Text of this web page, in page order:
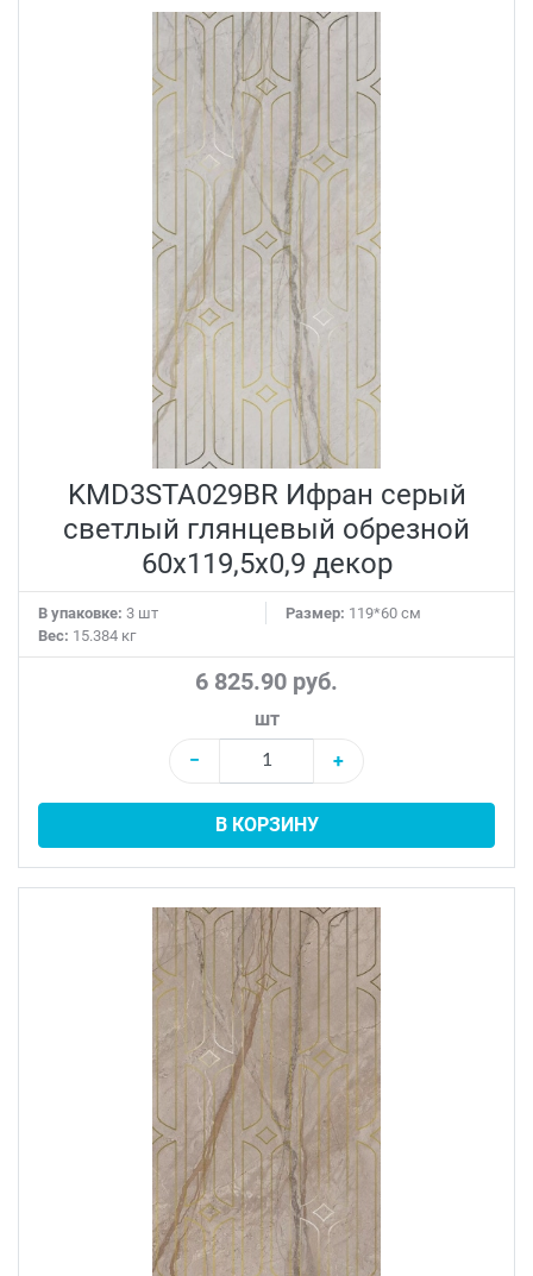
KMD3STA029BR Ифран серый
светлый глянцевый обрезной
60x119,5x0,9 декор
В упаковке: 3 шт Размер: 119*60 см
Вес: 15.384 кг
6 825.90 руб.
шт
−
+
В КОРЗИНУ